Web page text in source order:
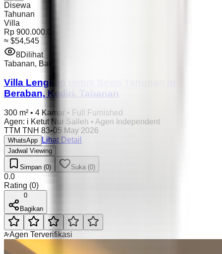
Disewa
Tahunan
Villa
Rp 900.000.000
≈ $54,545
8Dilihat
Tabanan, Bali
Villa Lengkap untuk Sewa Tahunan di
Beraban, Kediri, Tabanan
300 m² • 4 Kamar • Full Furnished
Agen: i Ketut Nur Salleh • Agen Independent
TTM TNH 83•05 May 2026
WhatsApp Lihat Detail
Jadwal Viewing
Simpan (0) Suka (0)
0.0
Rating (0)
0
Bagikan
Agen Terverifikasi